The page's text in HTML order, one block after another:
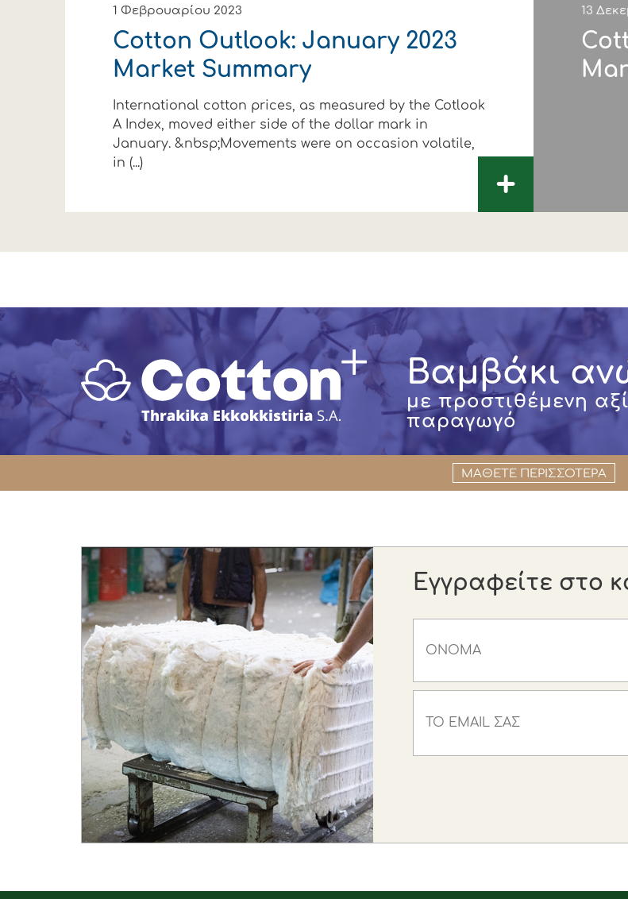
1 Φεβρουαρίου 2023
Cotton Outlook: January 2023
Market Summary
International cotton prices, as measured by the Cotlook
A Index, moved either side of the dollar mark in
January. &nbsp;Movements were on occasion volatile,
in (...)
+
13
Βαμβάκι
με προστιθέμενη
παραγωγό
ΜΑΘΕΤΕ ΠΕΡΙΣΣΟΤΕΡΑ
Εγγραφείτε στο